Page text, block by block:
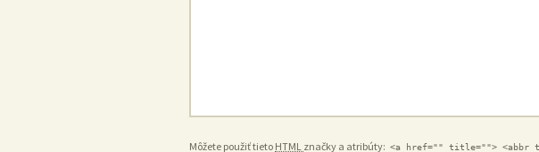
Môžete použiť tieto HTML značky a atribúty: <a href="" title=""> <abbr